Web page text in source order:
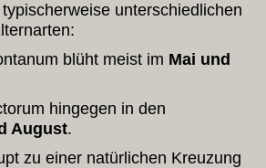
unterschiedlichen
blüht meist im Mai und
hingegen in den
August.
zu einer natürlichen Kreuzung